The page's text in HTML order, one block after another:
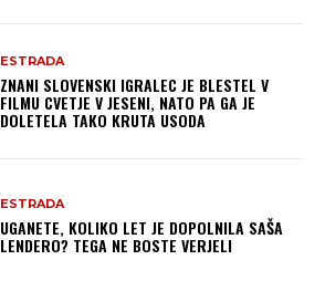
ESTRADA
ZNANI SLOVENSKI IGRALEC JE BLESTEL V
FILMU CVETJE V JESENI, NATO PA GA JE
DOLETELA TAKO KRUTA USODA
ESTRADA
UGANETE, KOLIKO LET JE DOPOLNILA SAŠA
LENDERO? TEGA NE BOSTE VERJELI